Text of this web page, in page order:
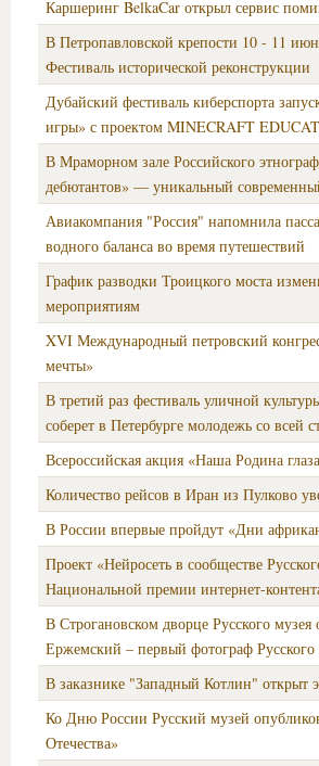
Каршеринг BelkaCar открыл сервис
В Петропавловской крепости 10 - 11
Фестиваль исторической реконструкции
Дубайский фестиваль киберспорта
игры» с проектом MINECRAFT
В Мраморном зале Российского
дебютантов» — уникальный
Авиакомпания "Россия" напомнила
водного баланса во время путешествий
График разводки Троицкого моста
мероприятиям
XVI Международный петровский
мечты»
В третий раз фестиваль уличной
соберет в Петербурге молодежь со всей
Всероссийская акция «Наша Родина
Количество рейсов в Иран из Пулково
В России впервые пройдут «Дни
Проект «Нейросеть в сообществе
Национальной премии интернет-
В Строгановском дворце Русского музея
Ержемский – первый фотограф Русского
В заказнике "Западный Котлин" открыт
Ко Дню России Русский музей
Отечества»